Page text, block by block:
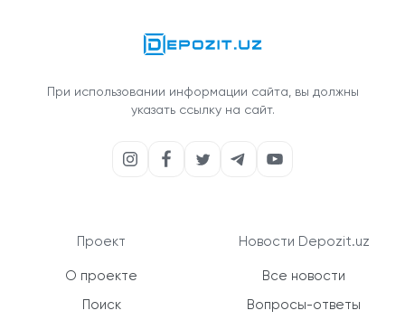
При использовании информации сайта, вы должны
указать ссылку на сайт.
Проект
О проекте
Поиск
Новости Depozit.uz
Все новости
Вопросы-ответы